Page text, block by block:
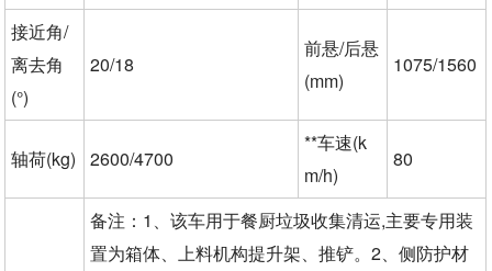
接近角/
离去角
(°)
20/18
前悬/后悬
(mm)
1075/1560
轴荷(kg) 2600/4700
**车速(k
m/h)
80
备注：1、该车用于餐厨垃圾收集清运,主要专用装
置为箱体、上料机构提升架、推铲。2、侧防护材